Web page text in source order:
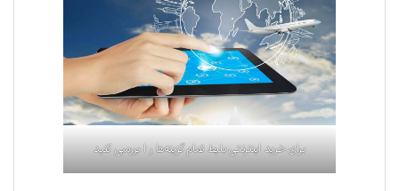
برای خرید اینترنتی بلیط تمام گزینه‌ها ر ا بررسی کنید